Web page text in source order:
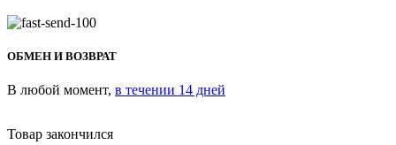
ОБМЕН И ВОЗВРАТ
В любой момент, в течении 14 дней
Товар закончился